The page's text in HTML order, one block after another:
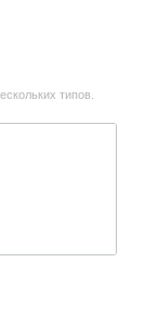
типов.